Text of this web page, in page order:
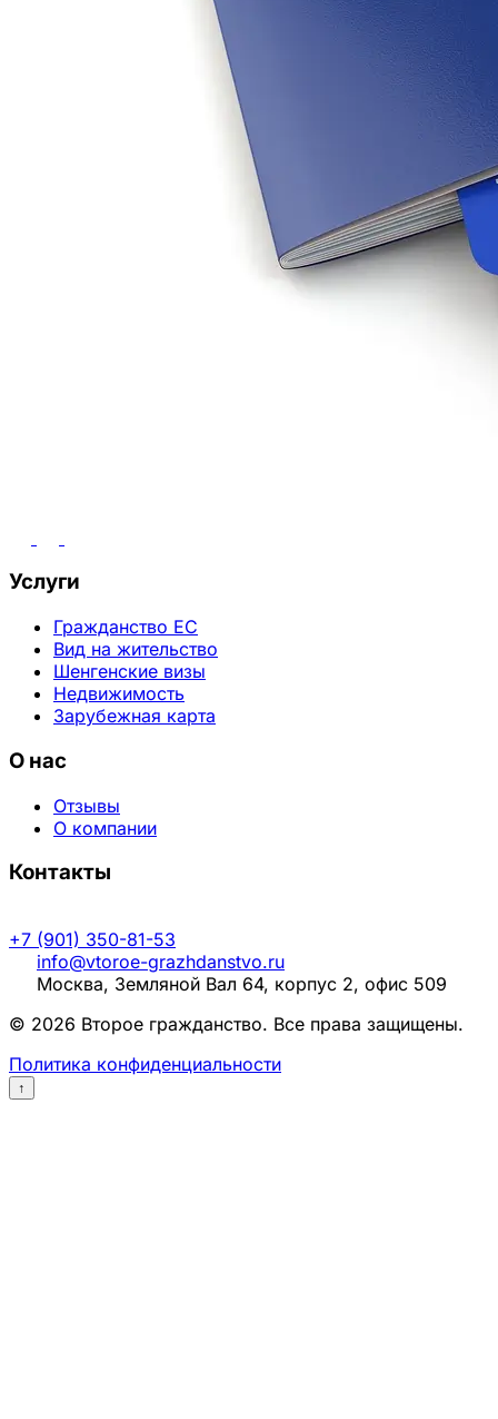
Услуги
Гражданство ЕС
Вид на жительство
Шенгенские визы
Недвижимость
Зарубежная карта
О нас
Отзывы
О компании
Контакты
+7 (901) 350-81-53
info@vtoroe-grazhdanstvo.ru
Москва, Земляной Вал 64, корпус 2, офис 509
© 2026 Второе гражданство. Все права защищены.
Политика конфиденциальности
↑